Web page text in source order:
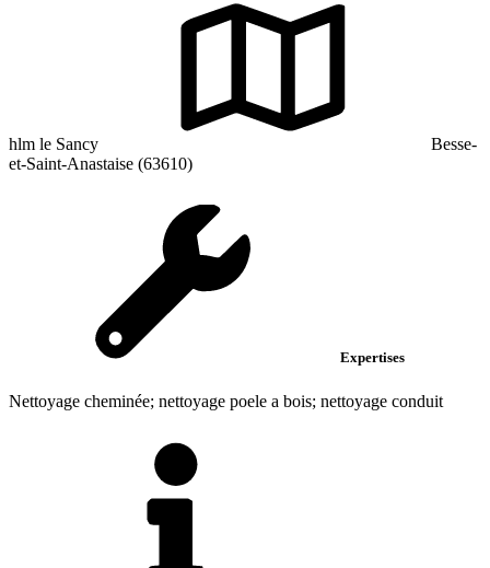
hlm le Sancy
Besse-
et-Saint-Anastaise (63610)
Expertises
Nettoyage cheminée; nettoyage poele a bois; nettoyage conduit